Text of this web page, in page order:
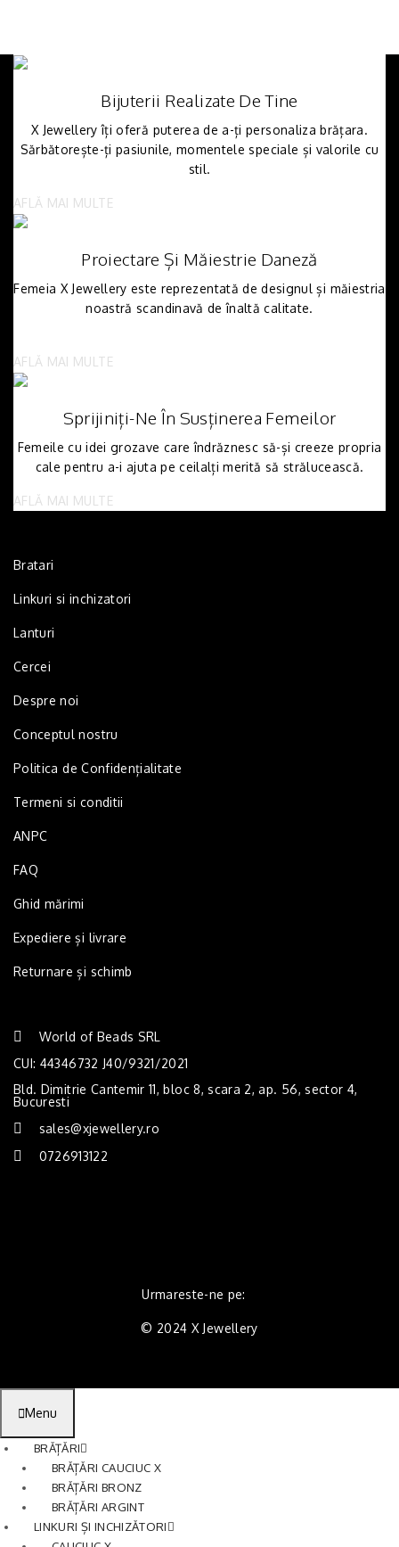
Bijuterii Realizate De Tine
X Jewellery îți oferă puterea de a-ți personaliza brățara.
Sărbătorește-ți pasiunile, momentele speciale și valorile cu
stil.
AFLĂ MAI MULTE
Proiectare Și Măiestrie Daneză
Femeia X Jewellery este reprezentată de designul și măiestria
noastră scandinavă de înaltă calitate.
AFLĂ MAI MULTE
Sprijiniți-Ne În Susținerea Femeilor
Femeile cu idei grozave care îndrăznesc să-și creeze propria
cale pentru a-i ajuta pe ceilalți merită să strălucească.
AFLĂ MAI MULTE
Bratari
Linkuri si inchizatori
Lanturi
Cercei
Despre noi
Conceptul nostru
Politica de Confidențialitate
Termeni si conditii
ANPC
FAQ
Ghid mărimi
Expediere și livrare
Returnare și schimb
World of Beads SRL
CUI: 44346732 J40/9321/2021
Bld. Dimitrie Cantemir 11, bloc 8, scara 2, ap. 56, sector 4,
Bucuresti
sales@xjewellery.ro
0726913122
Urmareste-ne pe:
© 2024 X Jewellery
Menu
BRĂȚĂRI
BRĂȚĂRI CAUCIUC X
BRĂȚĂRI BRONZ
BRĂȚĂRI ARGINT
LINKURI ȘI INCHIZĂTORI